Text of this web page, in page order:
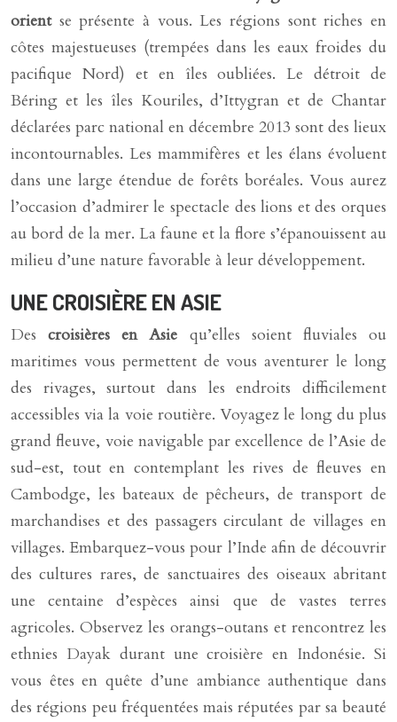
orientse présente à vous. Les régions sont riches en
côtes majestueuses (trempées dans les eaux froides du
pacifique Nord) et en îles oubliées. Le détroit de
Béring et les îles Kouriles, d’Ittygran et de Chantar
déclarées parc national en décembre 2013 sont des lieux
incontournables. Les mammifères et les élans évoluent
dans une large étendue de forêts boréales. Vous aurez
l’occasion d’admirer le spectacle des lions et des orques
au bord de la mer. La faune et la flore s’épanouissent au
milieu d’une nature favorable à leur développement.
UNE CROISIÈRE EN ASIE
Descroisières en Asie qu’elles soient fluviales ou
maritimes vous permettent de vous aventurer le long
des rivages, surtout dans les endroits difficilement
accessibles via la voie routière. Voyagez le long du plus
grand fleuve, voie navigable par excellence de l’Asie de
sud-est, tout en contemplant les rives de fleuves en
Cambodge, les bateaux de pêcheurs, de transport de
marchandises et des passagers circulant de villages en
villages. Embarquez-vous pour l’Inde afin de découvrir
des cultures rares, de sanctuaires des oiseaux abritant
une centaine d’espèces ainsi que de vastes terres
agricoles. Observez les orangs-outans et rencontrez les
ethnies Dayak durant une croisière en Indonésie. Si
vous êtes en quête d’une ambiance authentique dans
des régions peu fréquentées mais réputées par sa beauté